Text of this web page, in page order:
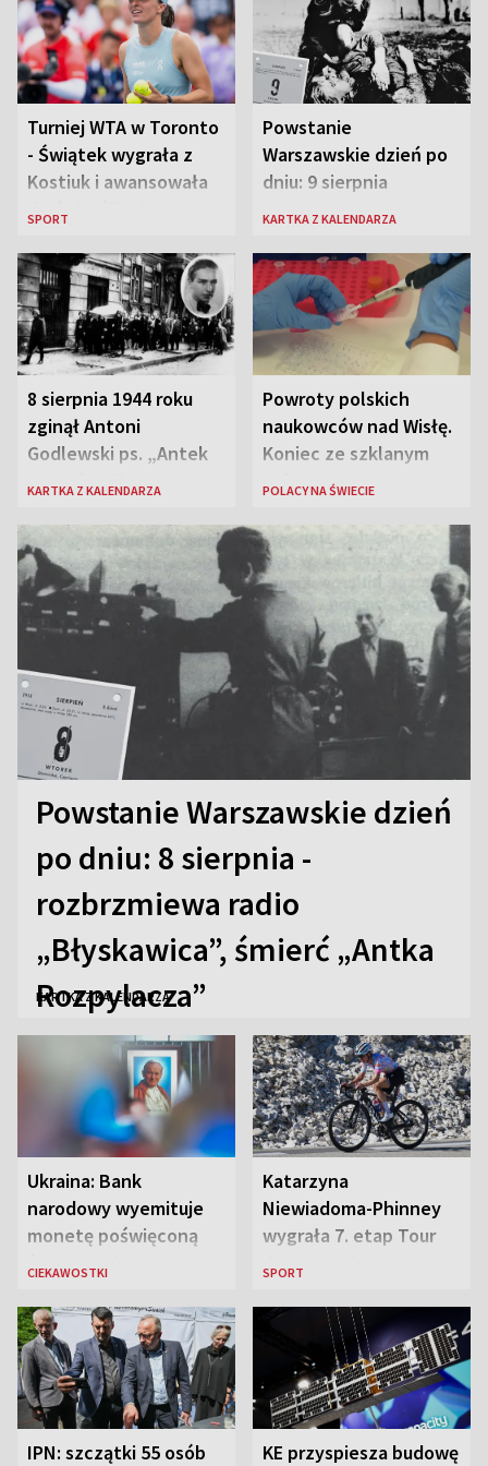
Turniej WTA w Toronto
- Świątek wygrała z
Kostiuk i awansowała
do ćwierćfinału
SPORT
Powstanie
Warszawskie dzień po
dniu: 9 sierpnia
KARTKA Z KALENDARZA
8 sierpnia 1944 roku
zginął Antoni
Godlewski ps. „Antek
Rozpylacz”
KARTKA Z KALENDARZA
Powroty polskich
naukowców nad Wisłę.
Koniec ze szklanym
sufitem
POLACY NA ŚWIECIE
Powstanie Warszawskie dzień
po dniu: 8 sierpnia -
rozbrzmiewa radio
„Błyskawica”, śmierć „Antka
Rozpylacza”
KARTKA Z KALENDARZA
Ukraina: Bank
narodowy wyemituje
monetę poświęconą
św. Janowi Pawłowi II
CIEKAWOSTKI
Katarzyna
Niewiadoma-Phinney
wygrała 7. etap Tour
de France i została
SPORT
IPN: szczątki 55 osób
KE przyspiesza budowę